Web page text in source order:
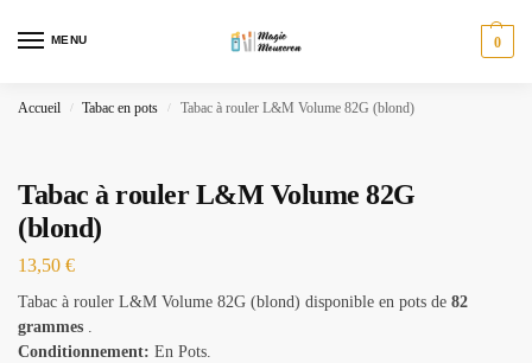
MENU 0
Accueil / Tabac en pots / Tabac à rouler L&M Volume 82G (blond)
Tabac à rouler L&M Volume 82G
(blond)
13,50 €
Tabac à rouler L&M Volume 82G (blond) disponible en pots de 82
grammes
Conditionnement: En Pots.